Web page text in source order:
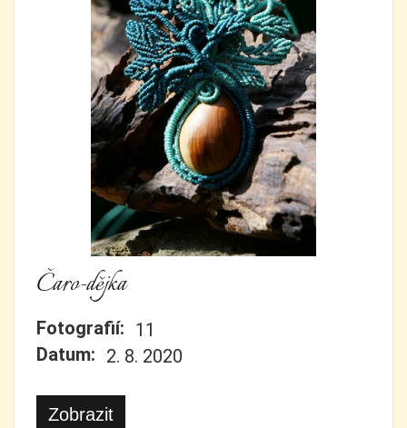
Čaro-dějka
Fotografií: 11
Datum: 2. 8. 2020
Zobrazit